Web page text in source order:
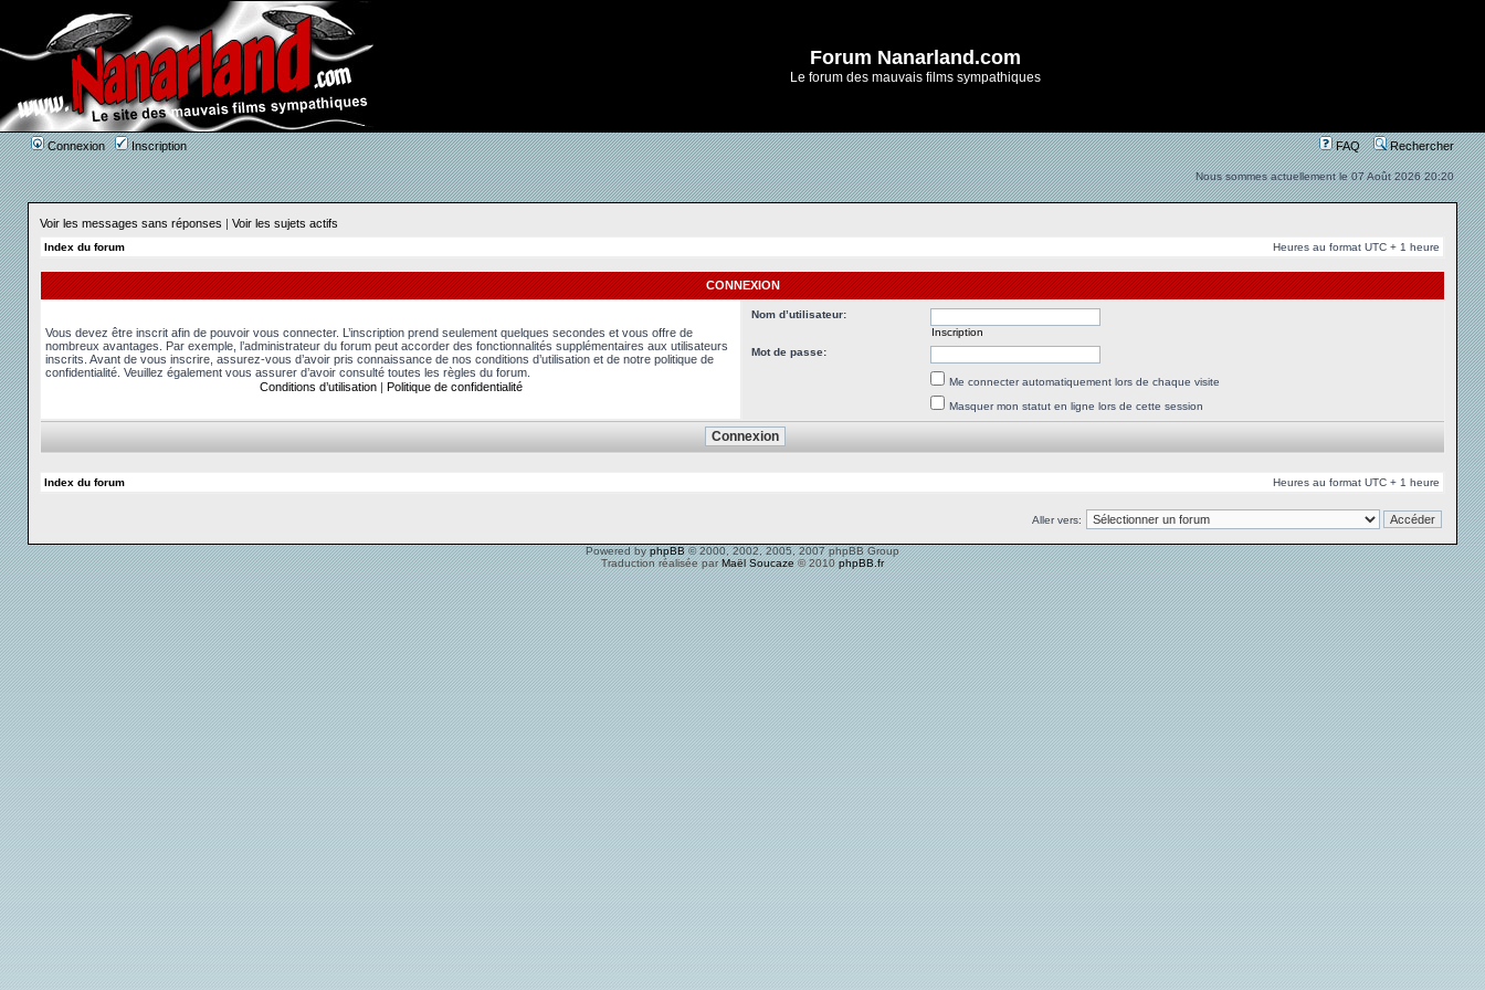
Forum Nanarland.com
Le forum des mauvais films sympathiques
Connexion Inscription FAQ Rechercher
Nous sommes actuellement le 07 Août 2026 20:20
Voir les messages sans réponses | Voir les sujets actifs
Index du forum Heures au format UTC + 1 heure
CONNEXION
Vous devez être inscrit afin de pouvoir vous connecter. L’inscription prend seulement quelques secondes et vous offre de
nombreux avantages. Par exemple, l’administrateur du forum peut accorder des fonctionnalités supplémentaires aux utilisateurs
inscrits. Avant de vous inscrire, assurez-vous d’avoir pris connaissance de nos conditions d’utilisation et de notre politique de
confidentialité. Veuillez également vous assurer d’avoir consulté toutes les règles du forum.
Conditions d’utilisation| Politique de confidentialité
Nom d’utilisateur:
Inscription
Mot de passe:
Me connecter automatiquement lors de chaque visite
Masquer mon statut en ligne lors de cette session
Index du forum Heures au format UTC + 1 heure
Aller vers:
Powered byphpBB© 2000, 2002, 2005, 2007 phpBB Group
Traduction réalisée parMaël Soucaze© 2010phpBB.fr